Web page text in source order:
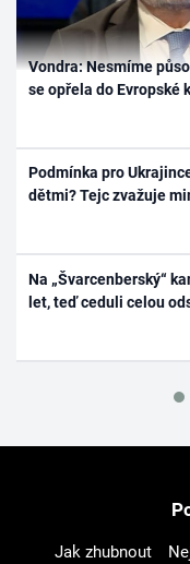
Vondra: Nesmíme
se opřela do Evropské
Podmínka pro
dětmi? Tejc zvažuje
Na „Švarcenberský“
let, teď ceduli celou
Jak zhubnout